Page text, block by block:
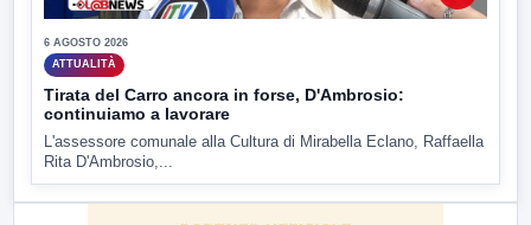
6 AGOSTO 2026
ATTUALITÀ
Tirata del Carro ancora in forse, D'Ambrosio:
continuiamo a lavorare
L'assessore comunale alla Cultura di Mirabella Eclano, Raffaella
Rita D'Ambrosio,...